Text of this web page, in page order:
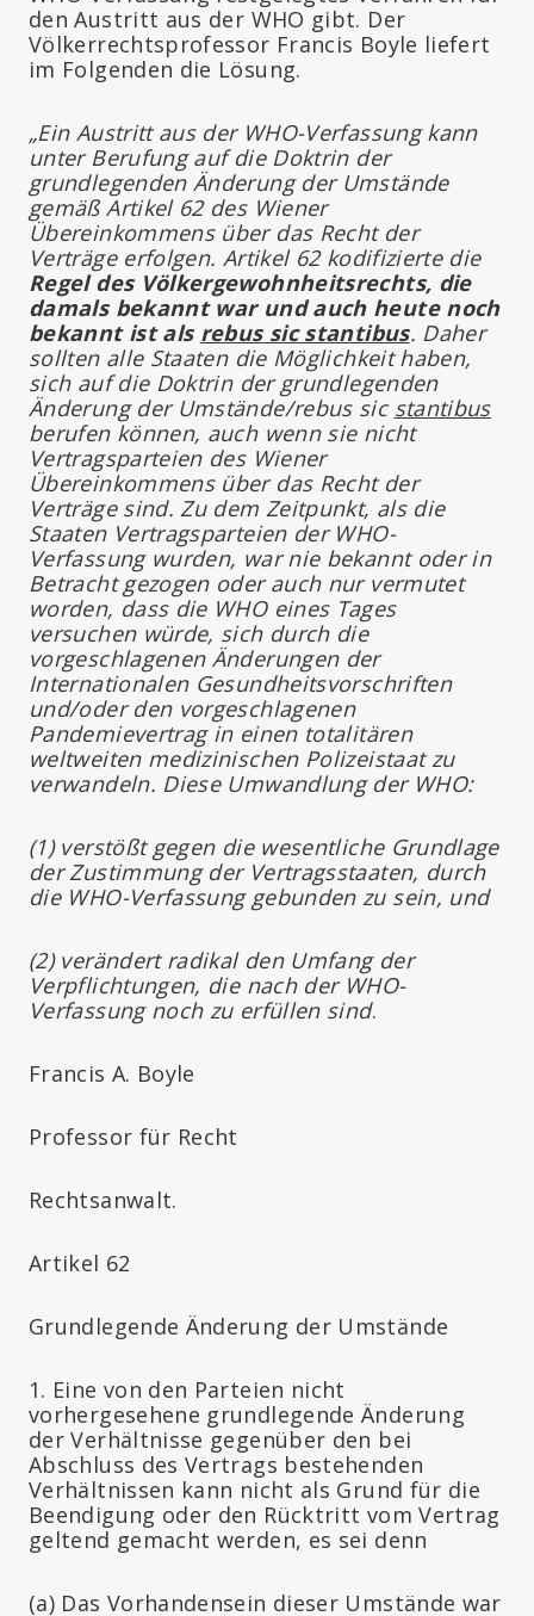
den Austritt aus der WHO gibt. Der
Völkerrechtsprofessor Francis Boyle liefert
im Folgenden die Lösung.
„Ein Austritt aus der WHO-Verfassung kann
unter Berufung auf die Doktrin der
grundlegenden Änderung der Umstände
gemäß Artikel 62 des Wiener
Übereinkommens über das Recht der
Verträge erfolgen. Artikel 62 kodifizierte die
Regel des Völkergewohnheitsrechts, die
damals bekannt war und auch heute noch
bekannt ist als rebus sic stantibus. Daher
sollten alle Staaten die Möglichkeit haben,
sich auf die Doktrin der grundlegenden
Änderung der Umstände/rebus sic stantibus
berufen können, auch wenn sie nicht
Vertragsparteien des Wiener
Übereinkommens über das Recht der
Verträge sind. Zu dem Zeitpunkt, als die
Staaten Vertragsparteien der WHO-
Verfassung wurden, war nie bekannt oder in
Betracht gezogen oder auch nur vermutet
worden, dass die WHO eines Tages
versuchen würde, sich durch die
vorgeschlagenen Änderungen der
Internationalen Gesundheitsvorschriften
und/oder den vorgeschlagenen
Pandemievertrag in einen totalitären
weltweiten medizinischen Polizeistaat zu
verwandeln. Diese Umwandlung der WHO:
(1) verstößt gegen die wesentliche Grundlage
der Zustimmung der Vertragsstaaten, durch
die WHO-Verfassung gebunden zu sein, und
(2) verändert radikal den Umfang der
Verpflichtungen, die nach der WHO-
Verfassung noch zu erfüllen sind.
Francis A. Boyle
Professor für Recht
Rechtsanwalt.
Artikel 62
Grundlegende Änderung der Umstände
1. Eine von den Parteien nicht
vorhergesehene grundlegende Änderung
der Verhältnisse gegenüber den bei
Abschluss des Vertrags bestehenden
Verhältnissen kann nicht als Grund für die
Beendigung oder den Rücktritt vom Vertrag
geltend gemacht werden, es sei denn
(a) Das Vorhandensein dieser Umstände war